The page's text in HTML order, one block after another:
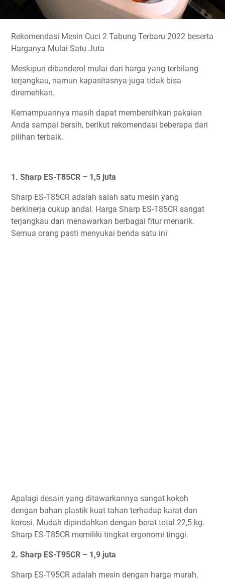
Rekomendasi Mesin Cuci 2 Tabung Terbaru 2022 beserta
Harganya Mulai Satu Juta
Meskipun dibanderol mulai dari harga yang terbilang
terjangkau, namun kapasitasnya juga tidak bisa
diremehkan.
Kemampuannya masih dapat membersihkan pakaian
Anda sampai bersih, berikut rekomendasi beberapa dari
pilihan terbaik.
1. Sharp ES-T85CR – 1,5 juta
Sharp ES-T85CR adalah salah satu mesin yang
berkinerja cukup andal. Harga Sharp ES-T85CR sangat
terjangkau dan menawarkan berbagai fitur menarik.
Semua orang pasti menyukai benda satu ini
Apalagi desain yang ditawarkannya sangat kokoh
dengan bahan plastik kuat tahan terhadap karat dan
korosi. Mudah dipindahkan dengan berat total 22,5 kg.
Sharp ES-T85CR memiliki tingkat ergonomi tinggi.
2. Sharp ES-T95CR – 1,9 juta
Sharp ES-T95CR adalah mesin dengan harga murah,